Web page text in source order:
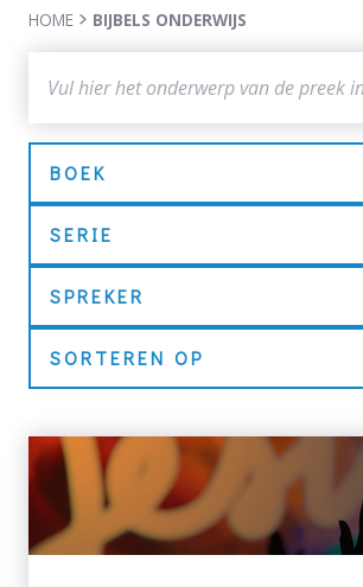
HOME BIJBELS ONDERWIJS
BOEK
SERIE
SPREKER
SORTEREN OP